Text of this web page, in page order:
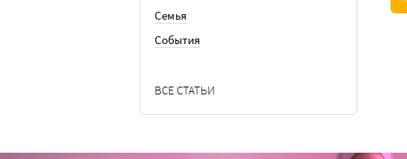
Семья
События
ВСЕ СТАТЬИ